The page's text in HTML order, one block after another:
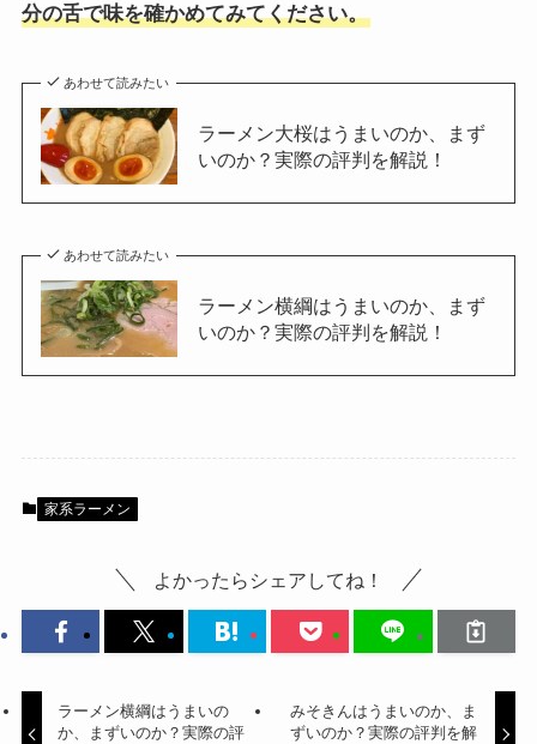
分の舌で味を確かめてみてください。
あわせて読みたい
ラーメン大桜はうまいのか、まず
いのか？実際の評判を解説！
あわせて読みたい
ラーメン横綱はうまいのか、まず
いのか？実際の評判を解説！
家系ラーメン
よかったらシェアしてね！
ラーメン横綱はうまいの
か、まずいのか？実際の評
みそきんはうまいのか、ま
ずいのか？実際の評判を解